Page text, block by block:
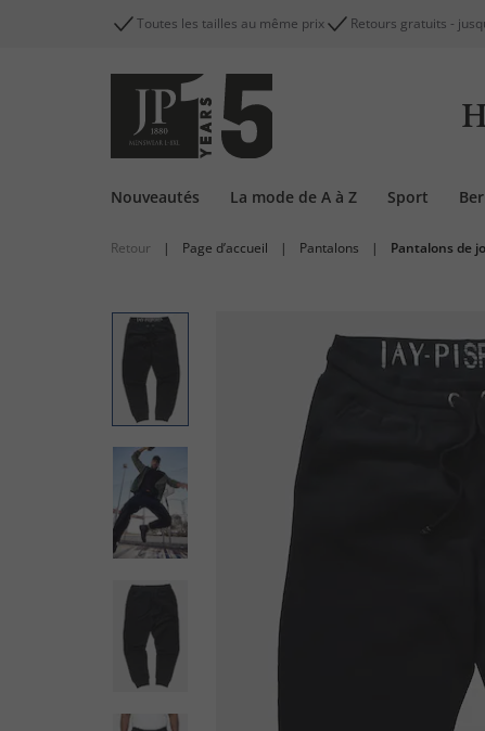
Toutes les tailles au même prix Retours gratuits -
Nouveautés La mode de A à Z Sport
Retour | Page d’accueil | Pantalons | Pantalons de